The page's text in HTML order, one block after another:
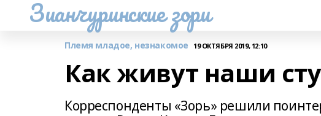
Зианчуринские зори
Племя младое, незнакомое 19 ОКТЯБРЯ 2019, 12:10
Как живут наши
Корреспонденты «Зорь» решили